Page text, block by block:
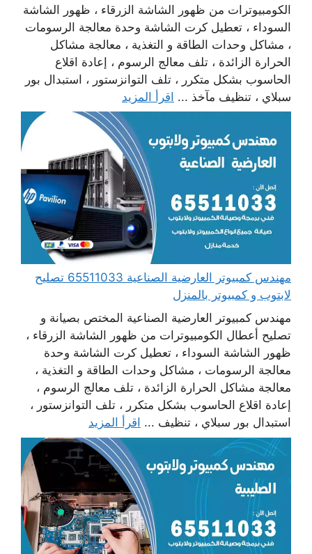
الكومبيوترات من ظهور الشاشة الزرقاء ، ظهور الشاشة
السوداء ، تعطيل كرت الشاشة وحدة معالجة الرسومات
، مشاكل وحدات الطاقة و التغذية ، معالجة مشاكل
الحرارة الزائدة ، تلف معالج الرسوم ، إعادة اقلاع
الحاسوب بشكل متكرر ، تلف التوانزستور ، استبدال بور
سبلاي ، تنظيف مآخذ ... اقرأ المزيد
مهندس كمبيوتر العارضية الصناعية 65511033 تصليح
لابتوب و كمبيوتر بالمنزل
مهندس كمبيوتر العارضية الصناعية المختص بصيانة و
تصليح أعطال الكومبيوترات من ظهور الشاشة الزرقاء ،
ظهور الشاشة السوداء ، تعطيل كرت الشاشة وحدة
معالجة الرسومات ، مشاكل وحدات الطاقة و التغذية ،
معالجة مشاكل الحرارة الزائدة ، تلف معالج الرسوم ،
إعادة اقلاع الحاسوب بشكل متكرر ، تلف التوانزستور ،
استبدال بور سبلاي ، تنظيف ... اقرأ المزيد